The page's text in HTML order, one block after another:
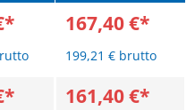
167,40 €*
199,21 € brutto
161,40 €*